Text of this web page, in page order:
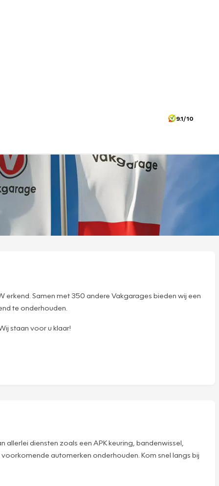
9.1/10
erkend. Samen met 350 andere Vakgarages bieden wij een
te onderhouden.
staan voor u klaar!
diensten zoals een APK keuring, bandenwissel,
automerken onderhouden. Kom snel langs bij